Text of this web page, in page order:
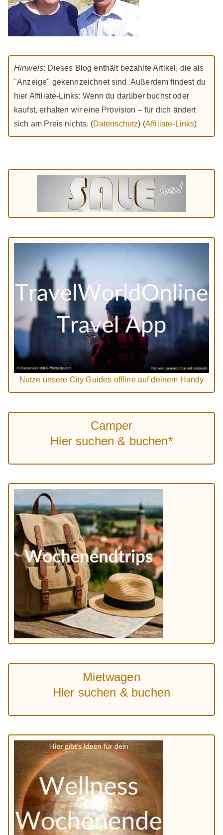
Hinweis: Dieses Blog enthält bezahlte Artikel, die als
"Anzeige" gekennzeichnet sind. Außerdem findest du
hier Affiliate-Links: Wenn du darüber buchst oder
kaufst, erhalten wir eine Provision – für dich ändert
sich am Preis nichts. (Datenschutz) (Affiliate-Links)
Nutze unsere City Guides offline auf deinem Handy
Camper
Hier suchen & buchen*
Mietwagen
Hier suchen & buchen